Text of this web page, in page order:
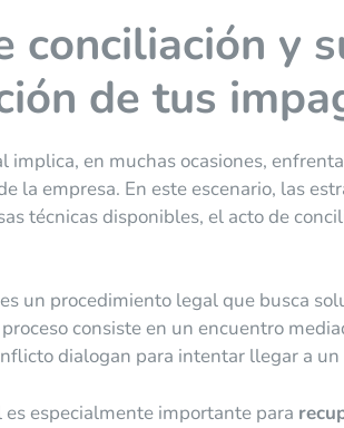
conciliación y
de tus
implica, en muchas ocasiones,
la empresa. En este escenario, las
técnicas disponibles, el acto de
un procedimiento legal que busca
consiste en un encuentro
dialogan para intentar llegar a
especialmente importante para